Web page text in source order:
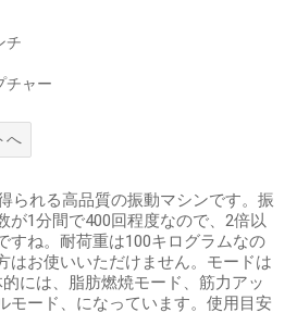
チ
チャー
へ
られる高品質の振動マシンです。振
が1分間で400回程度なので、2倍以
すね。耐荷重は100キログラムなの
はお使いいただけません。モードは
には、脂肪燃焼モード、筋力アッ
モード、になっています。使用目安